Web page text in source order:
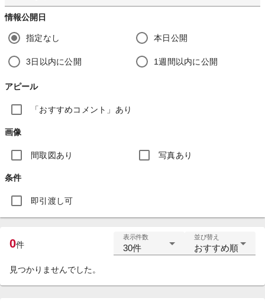
情報公開日
指定なし 本日公開
3日以内に公開 1週間以内に公開
アピール
「おすすめコメント」あり
画像
間取図あり 写真あり
条件
即引渡し可
0件
表示件数
30件
並び替え
おすすめ順
見つかりませんでした。